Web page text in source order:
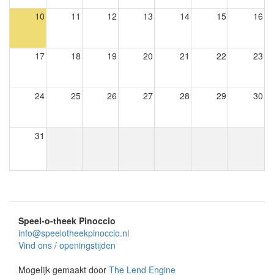
10 11 12 13 14 15 16
17 18 19 20 21 22 23
24 25 26 27 28 29 30
31
Speel-o-theek Pinoccio
info@speelotheekpinoccio.nl
Vind ons / openingstijden
Mogelijk gemaakt door The Lend Engine